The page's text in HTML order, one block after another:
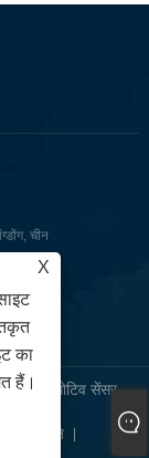
चीन
- ऑटोमोटिव सेंसर,
नीति
X
का
हैं।